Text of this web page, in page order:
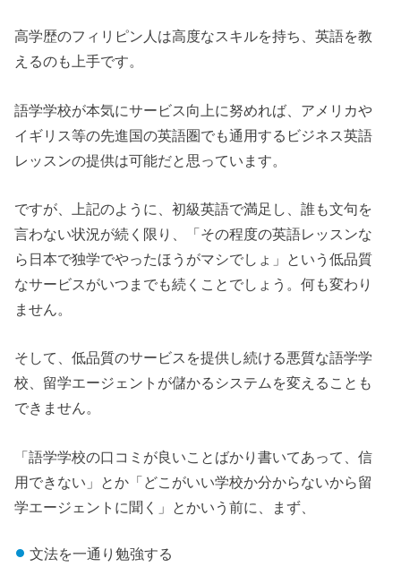
高学歴のフィリピン人は高度なスキルを持ち、英語を教
えるのも上手です。
語学学校が本気にサービス向上に努めれば、アメリカや
イギリス等の先進国の英語圏でも通用するビジネス英語
レッスンの提供は可能だと思っています。
ですが、上記のように、初級英語で満足し、誰も文句を
言わない状況が続く限り、「その程度の英語レッスンな
ら日本で独学でやったほうがマシでしょ」という低品質
なサービスがいつまでも続くことでしょう。何も変わり
ません。
そして、低品質のサービスを提供し続ける悪質な語学学
校、留学エージェントが儲かるシステムを変えることも
できません。
「語学学校の口コミが良いことばかり書いてあって、信
用できない」とか「どこがいい学校か分からないから留
学エージェントに聞く」とかいう前に、まず、
文法を一通り勉強する